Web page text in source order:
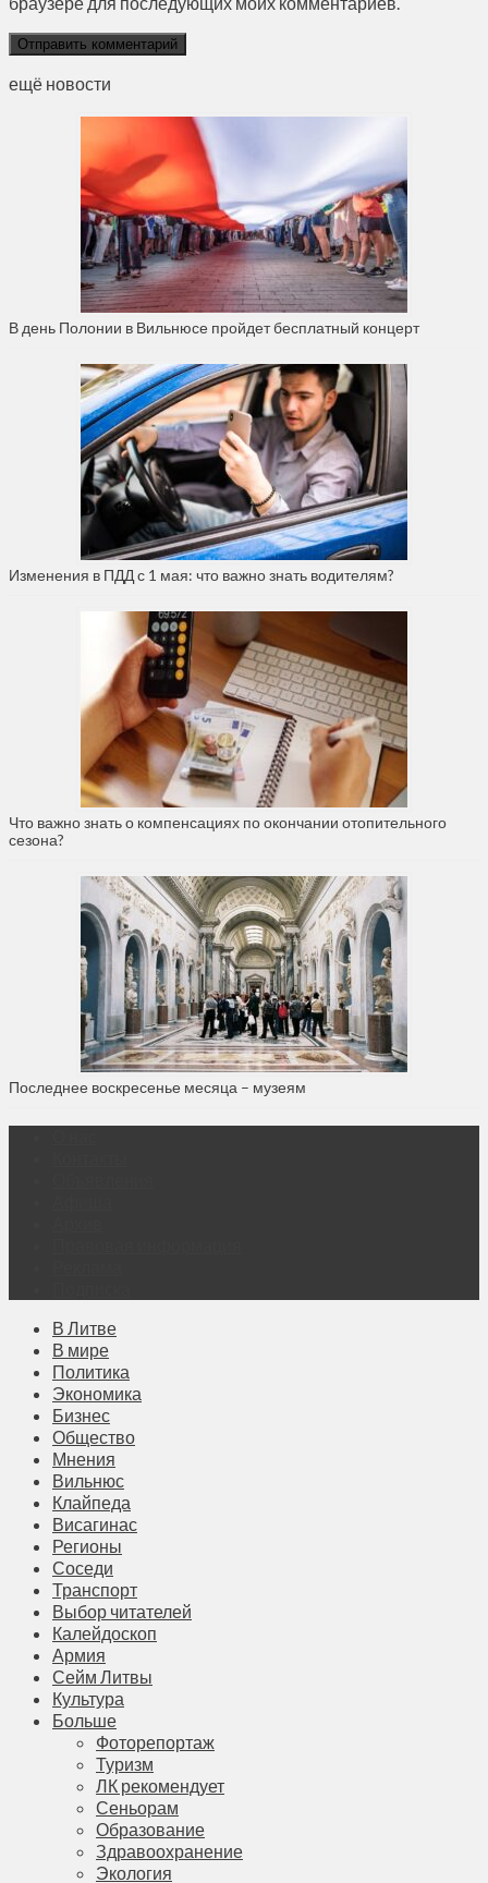
ещё новости
В день Полонии в Вильнюсе пройдет бесплатный концерт
Изменения в ПДД с 1 мая: что важно знать водителям?
Что важно знать о компенсациях по окончании отопительного
сезона?
Последнее воскресенье месяца – музеям
В Литве
В мире
Политика
Экономика
Бизнес
Общество
Мнения
Вильнюс
Клайпеда
Висагинас
Регионы
Соседи
Транспорт
Выбор читателей
Калейдоскоп
Армия
Сейм Литвы
Культура
Больше
Фоторепортаж
Туризм
ЛК рекомендует
Сеньорам
Образование
Здравоохранение
Экология